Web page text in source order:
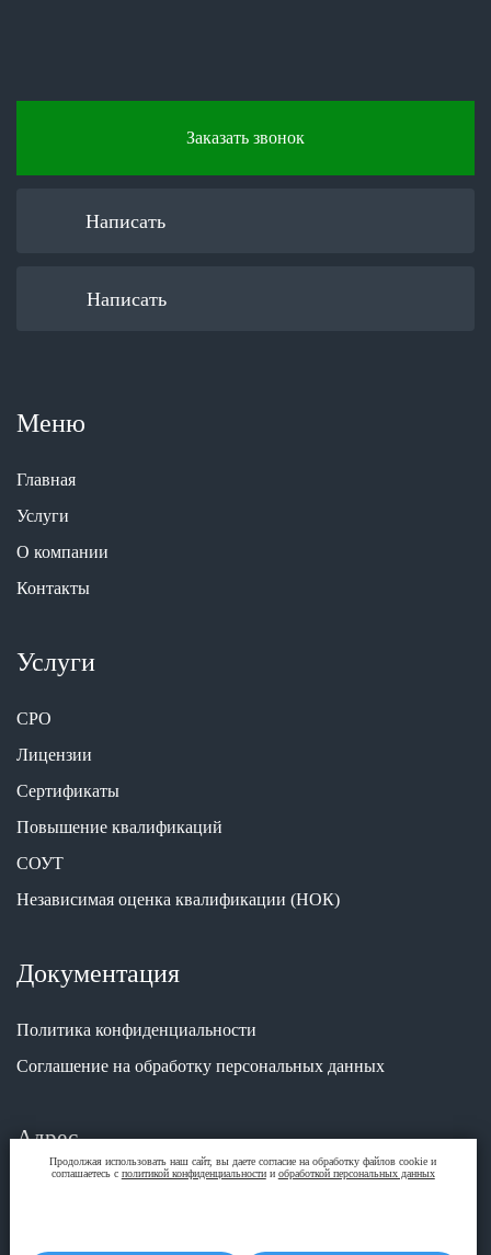
Заказать звонок
Написать
Написать
Меню
Главная
Услуги
О компании
Контакты
Услуги
СРО
Лицензии
Сертификаты
Повышение квалификаций
СОУТ
Независимая оценка квалификации (НОК)
Документация
Политика конфиденциальности
Соглашение на обработку персональных данных
Адрес
Продолжая использовать наш сайт, вы даете согласие на обработку файлов cookie и
соглашаетесь с политикой конфиденциальностии обработкой персональных данных